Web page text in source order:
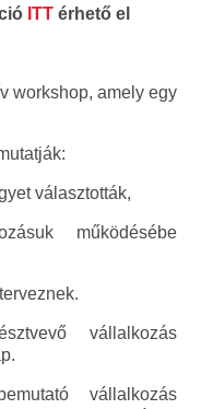
ITT érhető el
workshop, amely egy
választották,
működésébe
vállalkozás
vállalkozás